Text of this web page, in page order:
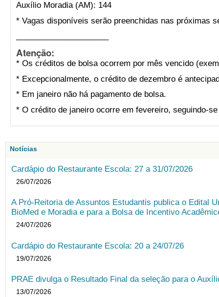
Auxílio Moradia (AM): 144
* Vagas disponíveis serão preenchidas nas próximas
Atenção:
* Os créditos de bolsa ocorrem por mês vencido
* Excepcionalmente, o crédito de dezembro é
* Em janeiro não há pagamento de bolsa.
* O crédito de janeiro ocorre em fevereiro, seguindo-
Notícias
Cardápio do Restaurante Escola: 27 a 31/07/2026
26/07/2026
A Pró-Reitoria de Assuntos Estudantis publica o Edital
BioMed e Moradia e para a Bolsa de Incentivo
24/07/2026
Cardápio do Restaurante Escola: 20 a 24/07/26
19/07/2026
PRAE divulga o Resultado Final da seleção para o
13/07/2026